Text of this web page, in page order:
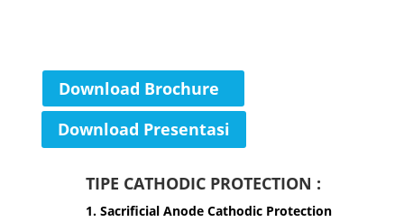
Download Brochure
Download Presentasi
TIPE CATHODIC PROTECTION :
1. Sacrificial Anode Cathodic Protection